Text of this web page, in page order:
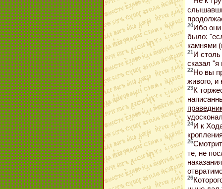
20Ибо они
было:
камнями
21И
сказал "я
22Но вы
живого, и
23К
24И к
25
те, не
26